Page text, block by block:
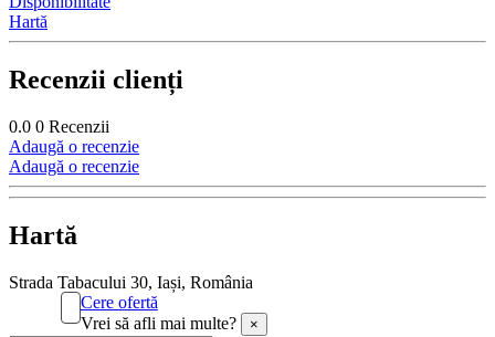
Hartă
Recenzii clienți
0.0 0 Recenzii
Adaugă o recenzie
Adaugă o recenzie
Hartă
Strada Tabacului 30, Iași, România
Cere ofertă
Vrei să afli mai multe?
×